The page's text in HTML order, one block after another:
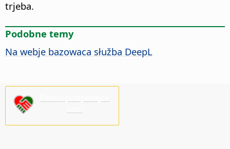
trjeba.
Podobne temy
Na webje bazowaca słužba DeepL